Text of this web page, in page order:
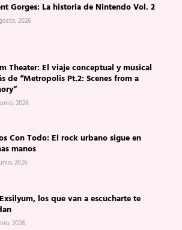
Gorges: La historia de Nintendo Vol. 2
2026
Theater: El viaje conceptual y musical
de “Metropolis Pt.2: Scenes from a
2026
Con Todo: El rock urbano sigue en
manos
2026
los que van a escucharte te
2026